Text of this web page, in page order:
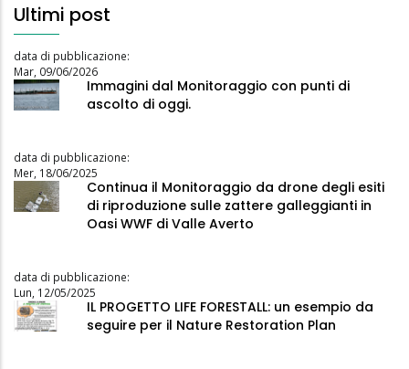
Ultimi post
data di pubblicazione:
Mar, 09/06/2026
Immagini dal Monitoraggio con punti di
ascolto di oggi.
data di pubblicazione:
Mer, 18/06/2025
Continua il Monitoraggio da drone degli esiti
di riproduzione sulle zattere galleggianti in
Oasi WWF di Valle Averto
data di pubblicazione:
Lun, 12/05/2025
IL PROGETTO LIFE FORESTALL: un esempio da
seguire per il Nature Restoration Plan